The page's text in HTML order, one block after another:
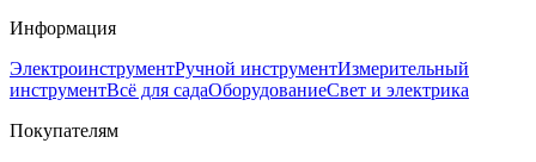
Информация
ЭлектроинструментРучной инструментИзмерительный
инструментВсё для садаОборудованиеСвет и электрика
Покупателям